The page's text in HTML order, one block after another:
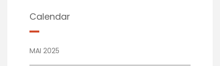
Calendar
MAI 2025